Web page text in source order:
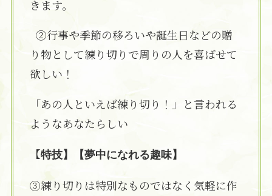
きます。
②行事や季節の移ろいや誕生日などの贈
り物として練り切りで周りの人を喜ばせて
欲しい！
「あの人といえば練り切り！」と言われる
ようなあなたらしい
【特技】【夢中になれる趣味】
③練り切りは特別なものではなく気軽に作